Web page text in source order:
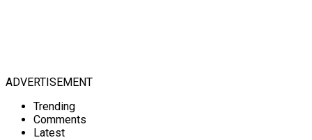
ADVERTISEMENT
Trending
Comments
Latest